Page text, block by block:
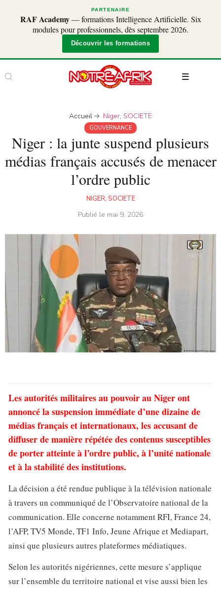
PARTENAIRE
RAF Academy— formations Intelligence Artificielle. Six
modules pour professionnels, dès septembre 2026.
Découvrir les formations
Accueil Niger, SOCIETE
GOUVERNANCE
Niger : la junte suspend plusieurs
médias français accusés de menacer
l’ordre public
NIGER, SOCIETE
Publié le mai 9, 2026
Les autorités militaires au pouvoir au Niger ont
annoncé la suspension immédiate d’une dizaine de
médias français et internationaux, les accusant de
diffuser de manière répétée des contenus susceptibles
de porter atteinte à l’ordre public, à l’unité nationale
et à la stabilité des institutions.
La décision a été rendue publique à la télévision nationale
à travers un communiqué de l’Observatoire national de la
communication. Elle concerne notamment RFI, France 24,
l’AFP, TV5 Monde, TF1 Info, Jeune Afrique et Mediapart,
ainsi que plusieurs autres plateformes médiatiques.
Selon les autorités nigériennes, cette mesure s’applique
sur l’ensemble du territoire national et vise aussi bien les